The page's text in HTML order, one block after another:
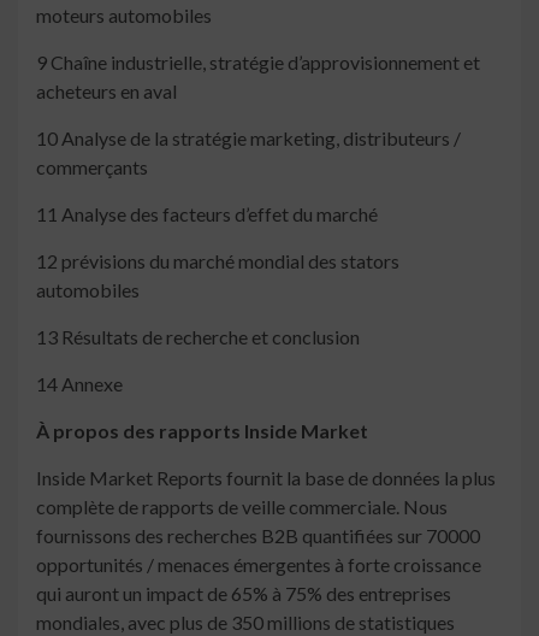
moteurs automobiles
9 Chaîne industrielle, stratégie d’approvisionnement et
acheteurs en aval
10 Analyse de la stratégie marketing, distributeurs /
commerçants
11 Analyse des facteurs d’effet du marché
12 prévisions du marché mondial des stators
automobiles
13 Résultats de recherche et conclusion
14 Annexe
À propos des rapports Inside Market
Inside Market Reports fournit la base de données la plus
complète de rapports de veille commerciale. Nous
fournissons des recherches B2B quantifiées sur 70000
opportunités / menaces émergentes à forte croissance
qui auront un impact de 65% à 75% des entreprises
mondiales, avec plus de 350 millions de statistiques